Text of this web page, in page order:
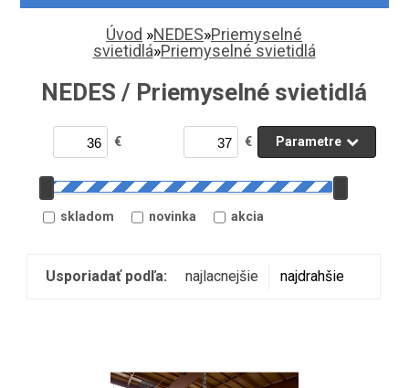
Úvod »NEDES»Priemyselné
svietidlá»Priemyselné svietidlá
NEDES / Priemyselné svietidlá
€ € Parametre
skladom novinka akcia
Usporiadať podľa: najlacnejšie najdrahšie